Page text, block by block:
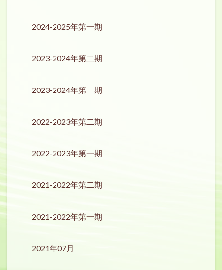
2024-2025年第一期
2023-2024年第二期
2023-2024年第一期
2022-2023年第二期
2022-2023年第一期
2021-2022年第二期
2021-2022年第一期
2021年07月